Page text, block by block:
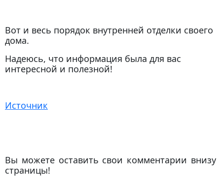
Вот и весь порядок внутренней отделки своего
дома.
Надеюсь, что информация была для вас
интересной и полезной!
Источник
Вы можете оставить свои комментарии внизу
страницы!